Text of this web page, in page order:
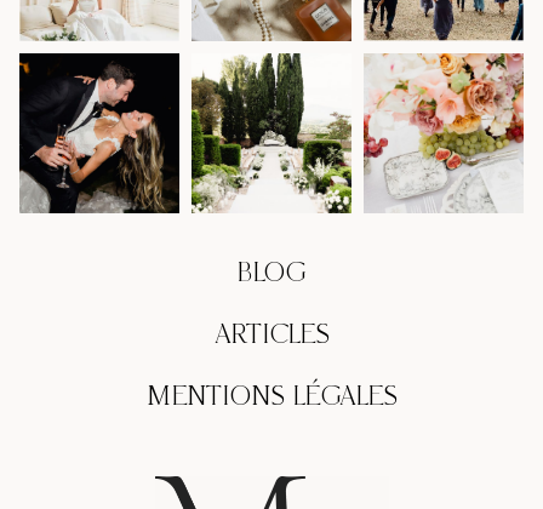
BLOG
ARTICLES
MENTIONS LÉGALES